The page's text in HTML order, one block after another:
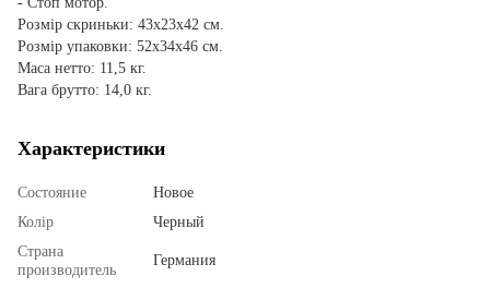
Розмір скриньки: 43х23х42 см.
Розмір упаковки: 52х34х46 см.
Маса нетто: 11,5 кг.
Вага брутто: 14,0 кг.
Характеристики
Состояние
Новое
Колір
Черный
Страна
производитель
Германия